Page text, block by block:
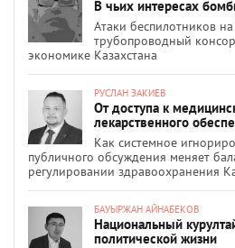
В чьих интересах
Атаки беспилотников
трубопроводный
экономике Казахстана
РУСЛАН ЗАКИЕВ
От доступа к
лекарственного
Как системное
публичного обсуждения меняет
регулировании здравоохранения
БАУЫРЖАН АЙНАБЕКОВ
Национальный
политической жизни